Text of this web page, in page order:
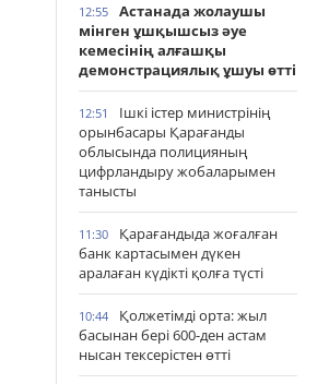
12:55
Астанада жолаушы
мінген ұшқышсыз әуе
кемесінің алғашқы
демонстрациялық ұшуы өтті
12:51
Ішкі істер министрінің
орынбасары Қарағанды
облысында полицияның
цифрландыру жобаларымен
танысты
11:30
Қарағандыда жоғалған
банк картасымен дүкен
аралаған күдікті қолға түсті
10:44
Қолжетімді орта: жыл
басынан бері 600-ден астам
нысан тексерістен өтті